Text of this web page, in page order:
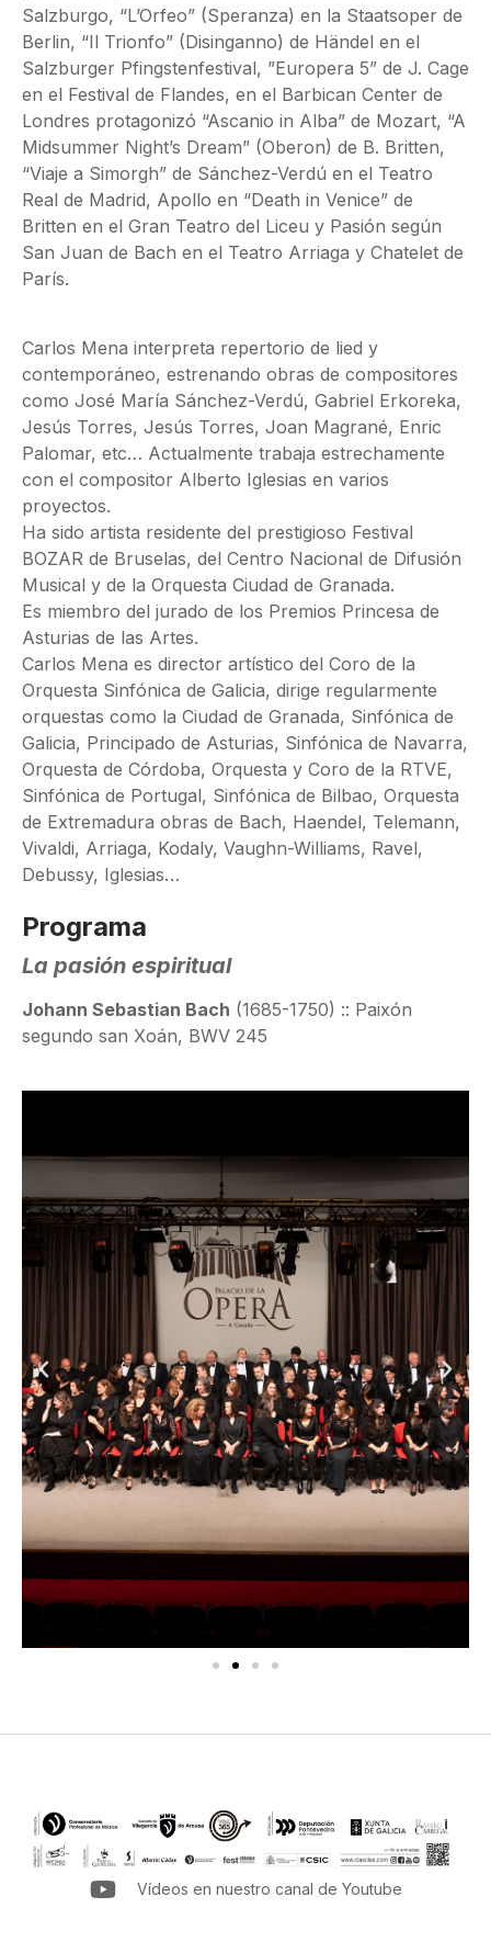
Salzburgo, “L’Orfeo” (Speranza) en la Staatsoper de
Berlin, “Il Trionfo” (Disinganno) de Händel en el
Salzburger Pfingstenfestival, ”Europera 5” de J. Cage
en el Festival de Flandes, en el Barbican Center de
Londres protagonizó “Ascanio in Alba” de Mozart, “A
Midsummer Night’s Dream” (Oberon) de B. Britten,
“Viaje a Simorgh” de Sánchez-Verdú en el Teatro
Real de Madrid, Apollo en “Death in Venice” de
Britten en el Gran Teatro del Liceu y Pasión según
San Juan de Bach en el Teatro Arriaga y Chatelet de
París.
Carlos Mena interpreta repertorio de lied y
contemporáneo, estrenando obras de compositores
como José María Sánchez-Verdú, Gabriel Erkoreka,
Jesús Torres, Jesús Torres, Joan Magrané, Enric
Palomar, etc… Actualmente trabaja estrechamente
con el compositor Alberto Iglesias en varios
proyectos.
Ha sido artista residente del prestigioso Festival
BOZAR de Bruselas, del Centro Nacional de Difusión
Musical y de la Orquesta Ciudad de Granada.
Es miembro del jurado de los Premios Princesa de
Asturias de las Artes.
Carlos Mena es director artístico del Coro de la
Orquesta Sinfónica de Galicia, dirige regularmente
orquestas como la Ciudad de Granada, Sinfónica de
Galicia, Principado de Asturias, Sinfónica de Navarra,
Orquesta de Córdoba, Orquesta y Coro de la RTVE,
Sinfónica de Portugal, Sinfónica de Bilbao, Orquesta
de Extremadura obras de Bach, Haendel, Telemann,
Vivaldi, Arriaga, Kodaly, Vaughn-Williams, Ravel,
Debussy, Iglesias…
Programa
La pasión espiritual
Johann Sebastian Bach (1685-1750) :: Paixón
segundo san Xoán, BWV 245
Vídeos en nuestro canal de Youtube